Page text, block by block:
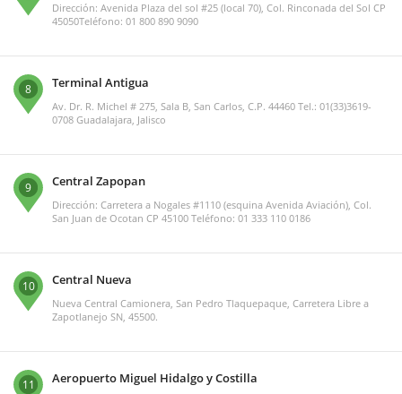
Dirección: Avenida Plaza del sol #25 (local 70), Col. Rinconada del Sol CP
45050Teléfono: 01 800 890 9090
8 Terminal Antigua
Av. Dr. R. Michel # 275, Sala B, San Carlos, C.P. 44460 Tel.: 01(33)3619-
0708 Guadalajara, Jalisco
9 Central Zapopan
Dirección: Carretera a Nogales #1110 (esquina Avenida Aviación), Col.
San Juan de Ocotan CP 45100 Teléfono: 01 333 110 0186
10 Central Nueva
Nueva Central Camionera, San Pedro Tlaquepaque, Carretera Libre a
Zapotlanejo SN, 45500.
11 Aeropuerto Miguel Hidalgo y Costilla